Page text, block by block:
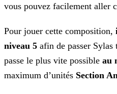
vous pouvez facilement aller
Pour jouer cette composition,
niveau 5 afin de passer
passe le plus vite possible au
maximum d’unités Section